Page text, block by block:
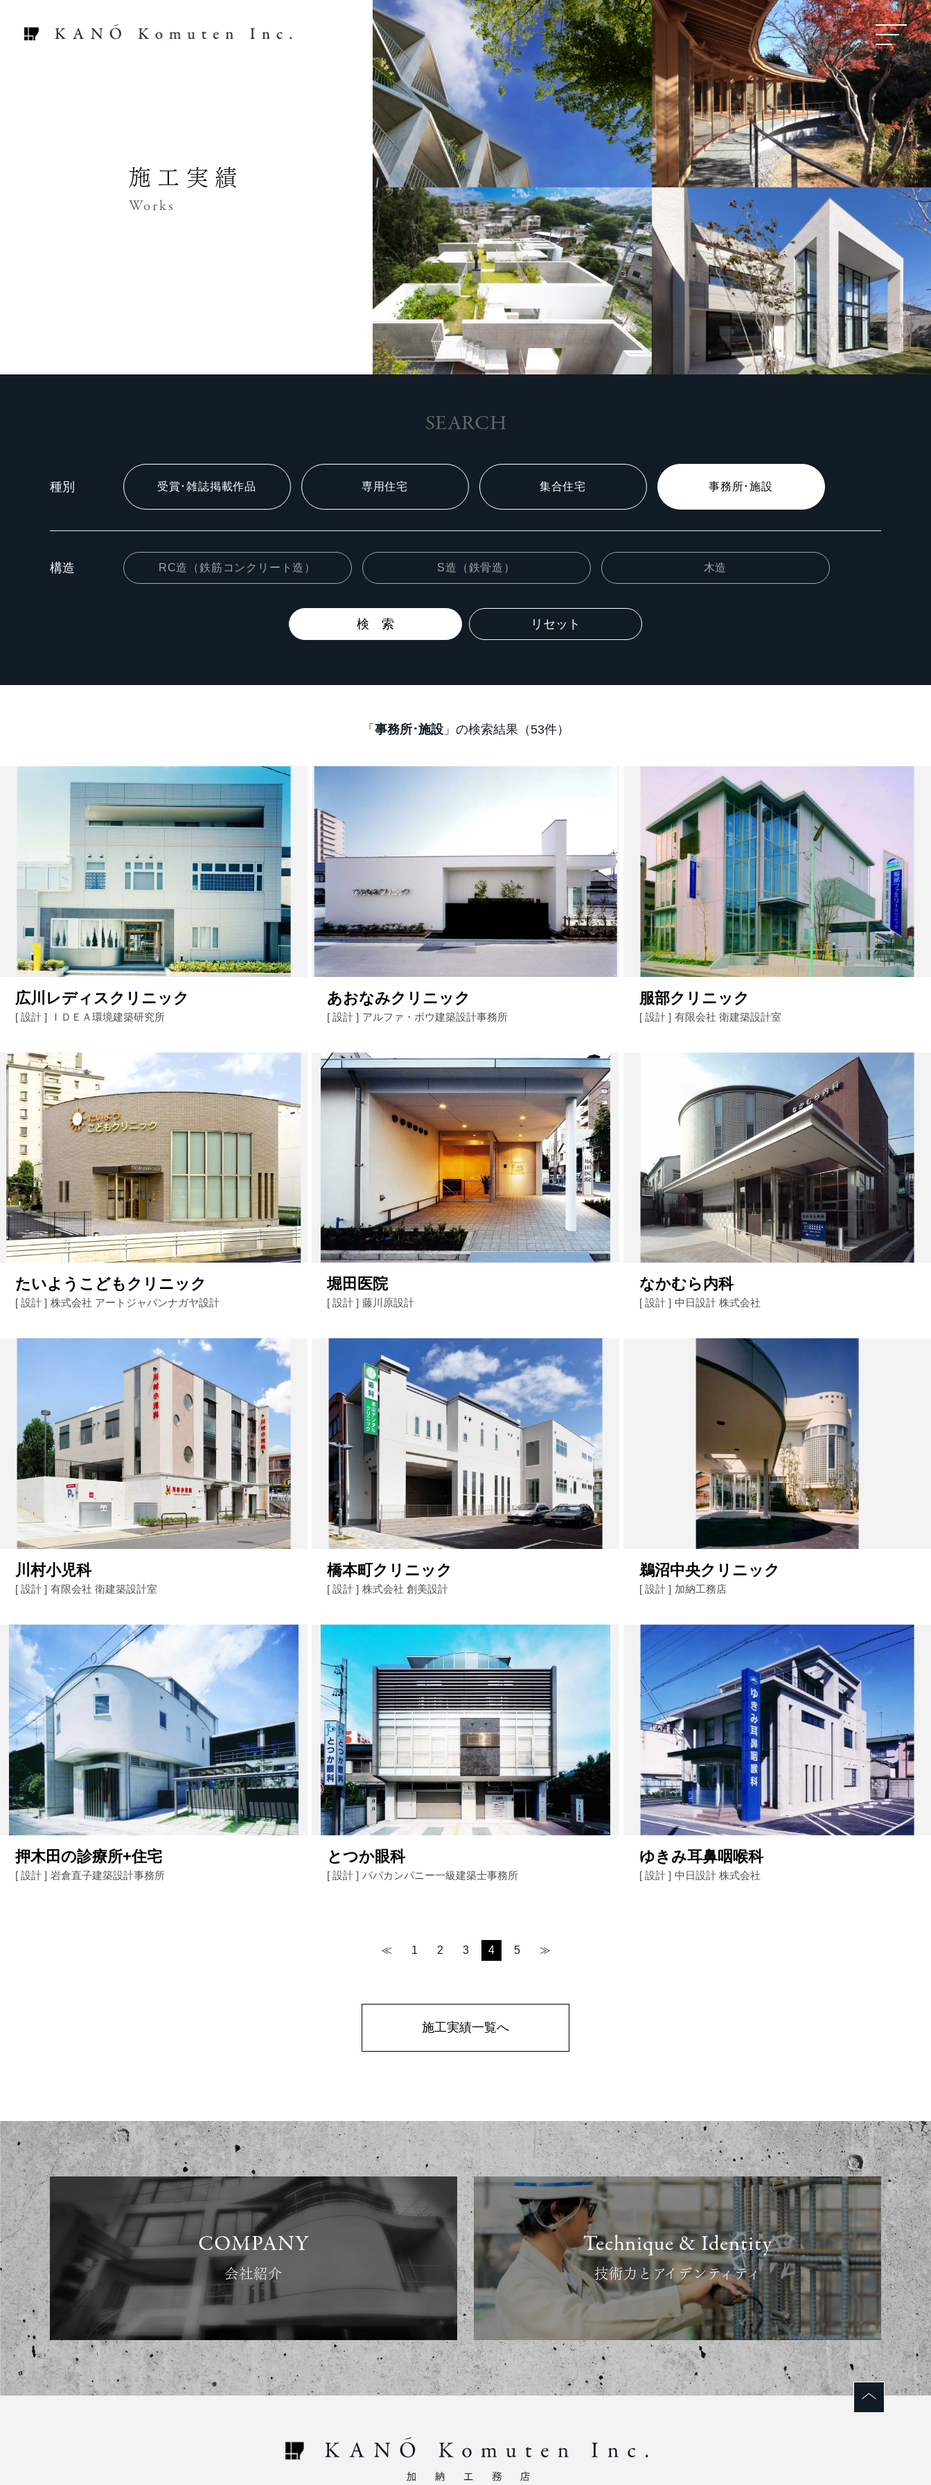
施工実績
Works
SEARCH
種別 受賞･雑誌掲載作品 専用住宅 集合住宅 事務所･施設
構造 RC造（鉄筋コンクリート造） S造（鉄骨造） 木造
「 事務所･施設」の検索結果（53件）
広川レディスクリニック
[ 設計 ] ＩＤＥＡ環境建築研究所
あおなみクリニック
[ 設計 ] アルファ・ボウ建築設計事務所
服部クリニック
[ 設計 ] 有限会社 衛建築設計室
たいようこどもクリニック
[ 設計 ] 株式会社 アートジャパンナガヤ設計
堀田医院
[ 設計 ] 藤川原設計
なかむら内科
[ 設計 ] 中日設計 株式会社
川村小児科
[ 設計 ] 有限会社 衛建築設計室
橋本町クリニック
[ 設計 ] 株式会社 創美設計
鵜沼中央クリニック
[ 設計 ] 加納工務店
押木田の診療所+住宅
[ 設計 ] 岩倉直子建築設計事務所
とつか眼科
[ 設計 ] パパカンパニー一級建築士事務所
ゆきみ耳鼻咽喉科
[ 設計 ] 中日設計 株式会社
≪ 1 2 3 4 5 ≫
施工実績一覧へ
COMPANY
会社紹介
Technique & Identity
技術力とアイデンティティ